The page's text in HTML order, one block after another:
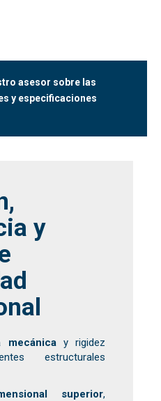
asesor sobre las
y especificaciones
y
mecánicay rigidez
estructurales
superior,